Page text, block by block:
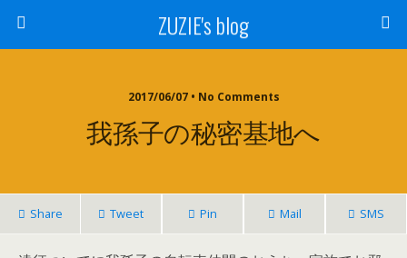
ZUZIE's blog
2017/06/07 • No Comments
我孫子の秘密基地へ
Share Tweet Pin Mail SMS